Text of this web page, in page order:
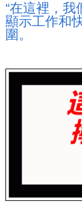
“在這裡，
顯示工作和
圍。